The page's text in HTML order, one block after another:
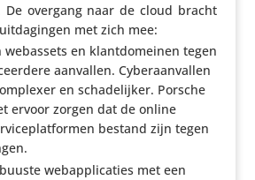
De overgang naar de cloud bracht
met zich mee:
webassets en klant­do­meinen tegen
aanvallen. Cyber­aan­vallen
en scha­de­lijker. Porsche
ervoor zorgen dat de online
bestand zijn tegen
webap­pli­ca­ties met een